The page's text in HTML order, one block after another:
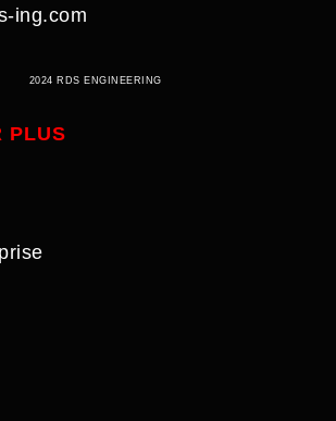
ing.com
2024 RDS ENGINEERING
PLUS